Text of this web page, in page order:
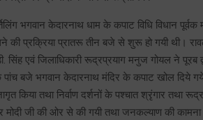
भगवान केदारनाथ धाम के कपाट विधि विधान
प्रक्रिया प्रातरू तीन बजे से शुरू हो गयी थी।
सिंह एवं जिलाधिकारी रूद्रप्रयाग मनुज गोयल ने
पांच बजे भगवान केदारनाथ मंदिर के कपाट खोल
किया तथा निर्वाण दर्शनों के पश्चात श्रृंगार
मोदी जी की ओर से की गयी तथा जनकल्याण की कामना